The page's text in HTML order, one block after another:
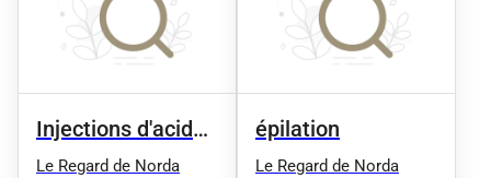
Injections d'acide
hyaluronique
Le Regard de Norda
épilation
Le Regard de Norda